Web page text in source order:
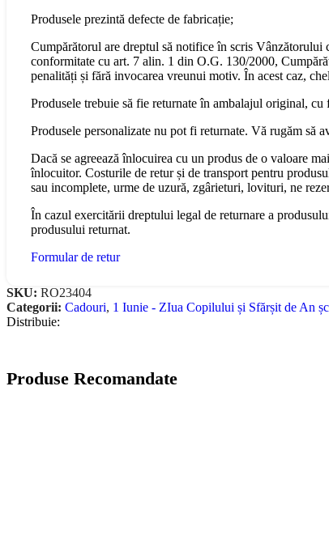
Produsele prezintă defecte de fabricație;
Cumpărătorul are dreptul să notifice în scris Vânzătorului
conformitate cu art. 7 alin. 1 din O.G. 130/2000,
penalități și fără invocarea vreunui motiv. În acest caz,
Produsele trebuie să fie returnate în ambalajul original, cu
Produsele personalizate nu pot fi returnate. Vă rugăm să
Dacă se agreează înlocuirea cu un produs de o valoare
înlocuitor. Costurile de retur și de transport pentru
sau incomplete, urme de uzură, zgârieturi, lovituri, ne
În cazul exercitării dreptului legal de returnare a
produsului returnat.
Formular de retur
SKU: RO23404
Categorii: Cadouri, 1 Iunie - ZIua Copilului și Sfărșit de An
Distribuie:
Produse Recomandate